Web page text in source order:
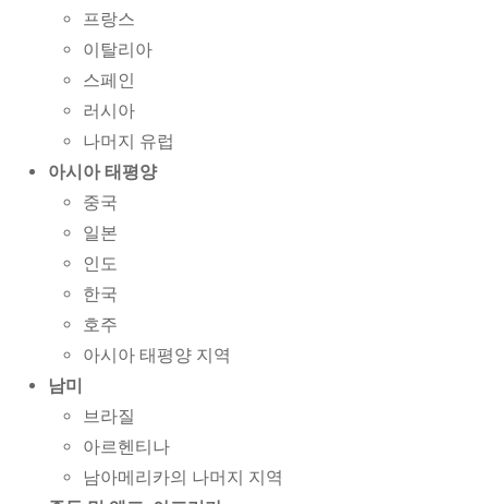
프랑스
이탈리아
스페인
러시아
나머지 유럽
아시아 태평양
중국
일본
인도
한국
호주
아시아 태평양 지역
남미
브라질
아르헨티나
남아메리카의 나머지 지역